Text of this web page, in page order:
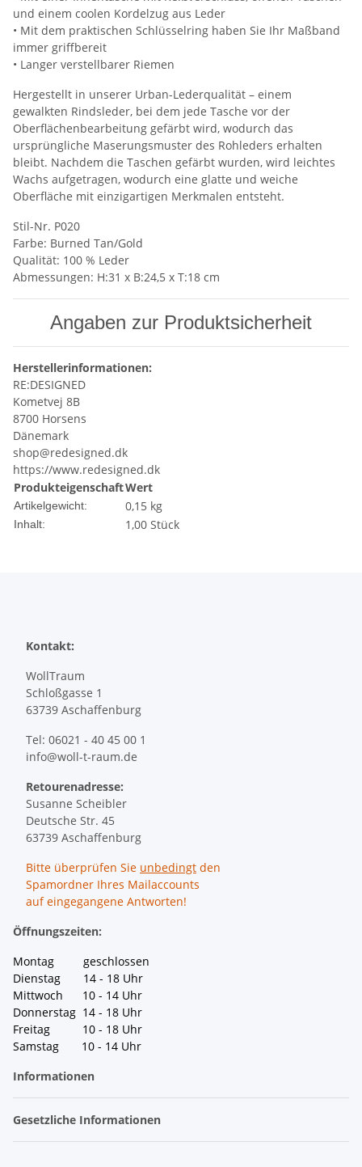
und einem coolen Kordelzug aus Leder
• Mit dem praktischen Schlüsselring haben Sie Ihr Maßband
immer griffbereit
• Langer verstellbarer Riemen
Hergestellt in unserer Urban-Lederqualität – einem
gewalkten Rindsleder, bei dem jede Tasche vor der
Oberflächenbearbeitung gefärbt wird, wodurch das
ursprüngliche Maserungsmuster des Rohleders erhalten
bleibt. Nachdem die Taschen gefärbt wurden, wird leichtes
Wachs aufgetragen, wodurch eine glatte und weiche
Oberfläche mit einzigartigen Merkmalen entsteht.
Stil-Nr. P020
Farbe: Burned Tan/Gold
Qualität: 100 % Leder
Abmessungen: H:31 x B:24,5 x T:18 cm
Angaben zur Produktsicherheit
Herstellerinformationen:
RE:DESIGNED
Kometvej 8B
8700 Horsens
Dänemark
shop@redesigned.dk
https://www.redesigned.dk
ProdukteigenschaftWert
Artikelgewicht: 0,15 kg
Inhalt: 1,00 Stück
Kontakt:
WollTraum
Schloßgasse 1
63739 Aschaffenburg
Tel: 06021 - 40 45 00 1
info@woll-t-raum.de
Retourenadresse:
Susanne Scheibler
Deutsche Str. 45
63739 Aschaffenburg
Bitte überprüfen Sie unbedingt den
Spamordner Ihres Mailaccounts
auf eingegangene Antworten!
Öffnungszeiten:
Montag geschlossen
Dienstag 14 - 18 Uhr
Mittwoch 10 - 14 Uhr
Donnerstag 14 - 18 Uhr
Freitag 10 - 18 Uhr
Samstag 10 - 14 Uhr
Informationen
Gesetzliche Informationen